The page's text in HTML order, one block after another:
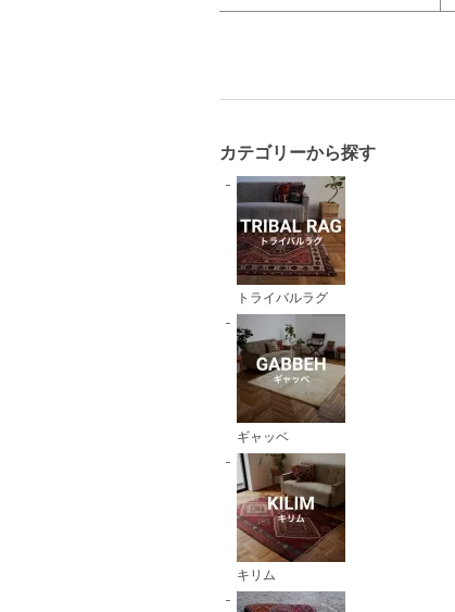
カテゴリーから探す
トライバルラグ
ギャッベ
キリム